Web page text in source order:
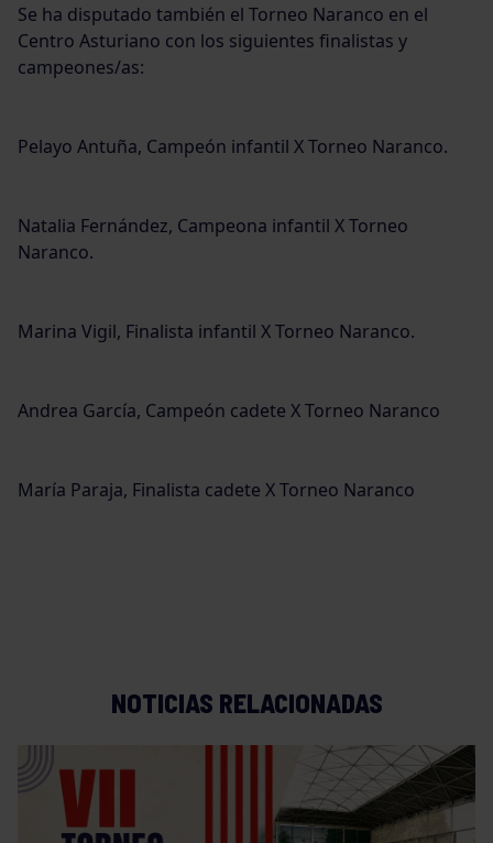
Se ha disputado también el Torneo Naranco en el
Centro Asturiano con los siguientes finalistas y
campeones/as:
Pelayo Antuña, Campeón infantil X Torneo Naranco.
Natalia Fernández, Campeona infantil X Torneo
Naranco.
Marina Vigil, Finalista infantil X Torneo Naranco.
Andrea García, Campeón cadete X Torneo Naranco
María Paraja, Finalista cadete X Torneo Naranco
NOTICIAS RELACIONADAS